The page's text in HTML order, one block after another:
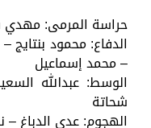
حراسة المرمى: مهدي
الدفاع: محمود
– محمد إسماعيل
الوسط: عبدالله
شحاتة
الهجوم: عدي الدباغ